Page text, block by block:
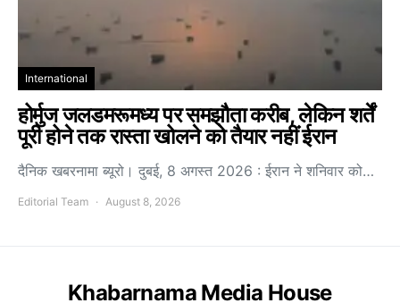
International
होर्मुज जलडमरूमध्य पर समझौता करीब, लेकिन शर्तें
पूरी होने तक रास्ता खोलने को तैयार नहीं ईरान
दैनिक खबरनामा ब्यूरो। दुबई, 8 अगस्त 2026 : ईरान ने शनिवार को…
Editorial Team August 8, 2026
Khabarnama Media House